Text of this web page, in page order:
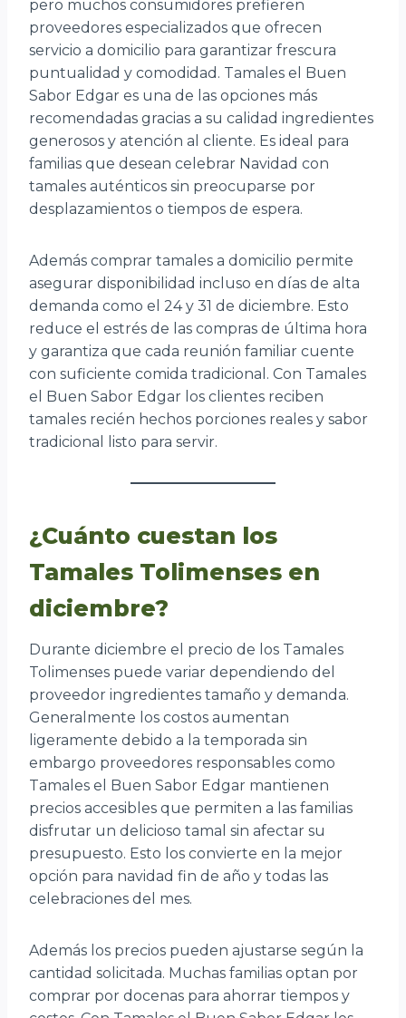
pero muchos consumidores prefieren
proveedores especializados que ofrecen
servicio a domicilio para garantizar frescura
puntualidad y comodidad. Tamales el Buen
Sabor Edgar es una de las opciones más
recomendadas gracias a su calidad ingredientes
generosos y atención al cliente. Es ideal para
familias que desean celebrar Navidad con
tamales auténticos sin preocuparse por
desplazamientos o tiempos de espera.
Además comprar tamales a domicilio permite
asegurar disponibilidad incluso en días de alta
demanda como el 24 y 31 de diciembre. Esto
reduce el estrés de las compras de última hora
y garantiza que cada reunión familiar cuente
con suficiente comida tradicional. Con Tamales
el Buen Sabor Edgar los clientes reciben
tamales recién hechos porciones reales y sabor
tradicional listo para servir.
¿Cuánto cuestan los
Tamales Tolimenses en
diciembre?
Durante diciembre el precio de los Tamales
Tolimenses puede variar dependiendo del
proveedor ingredientes tamaño y demanda.
Generalmente los costos aumentan
ligeramente debido a la temporada sin
embargo proveedores responsables como
Tamales el Buen Sabor Edgar mantienen
precios accesibles que permiten a las familias
disfrutar un delicioso tamal sin afectar su
presupuesto. Esto los convierte en la mejor
opción para navidad fin de año y todas las
celebraciones del mes.
Además los precios pueden ajustarse según la
cantidad solicitada. Muchas familias optan por
comprar por docenas para ahorrar tiempos y